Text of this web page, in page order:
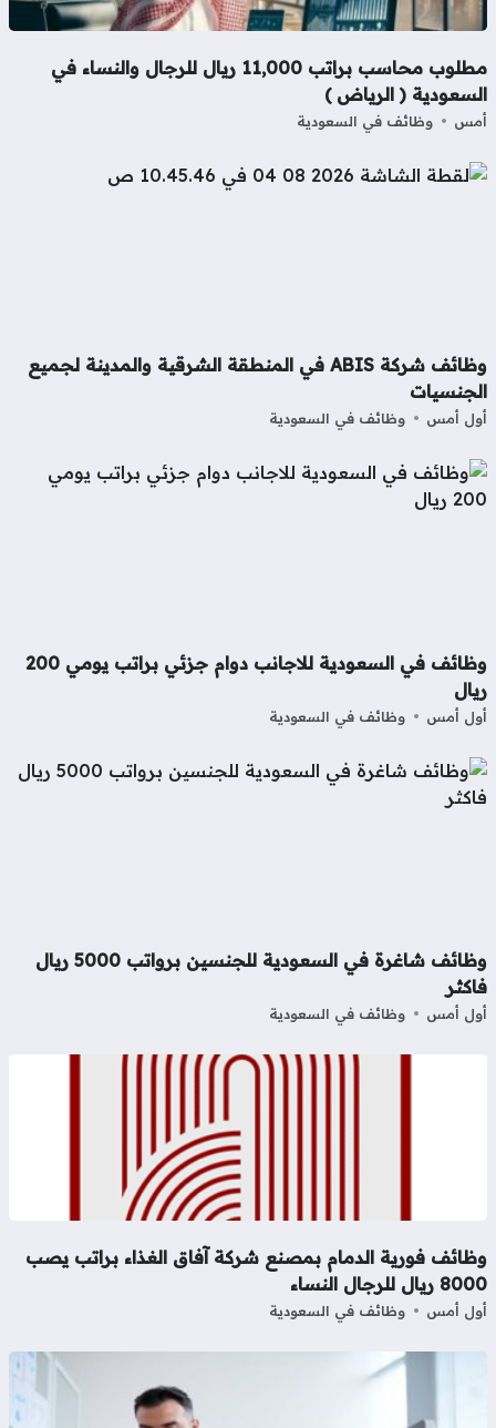
مطلوب محاسب براتب 11,000 ريال للرجال والنساء في
( الرياض )
وظائف في السعودية
وظائف شركة ABIS في المنطقة الشرقية والمدينة لجميع
أمس وظائف في السعودية
وظائف في السعودية للاجانب دوام جزئي براتب يومي 200
أمس وظائف في السعودية
وظائف شاغرة في السعودية للجنسين برواتب 5000 ريال
أمس وظائف في السعودية
فورية الدمام بمصنع شركة آفاق الغذاء براتب يصب
للرجال النساء
أمس وظائف في السعودية